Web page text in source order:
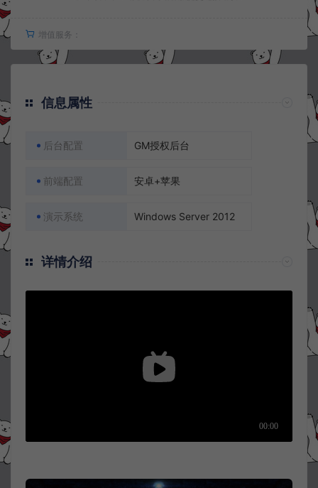
增值服务：
信息属性
后台配置 GM授权后台
前端配置 安卓+苹果
演示系统 Windows Server 2012
详情介绍